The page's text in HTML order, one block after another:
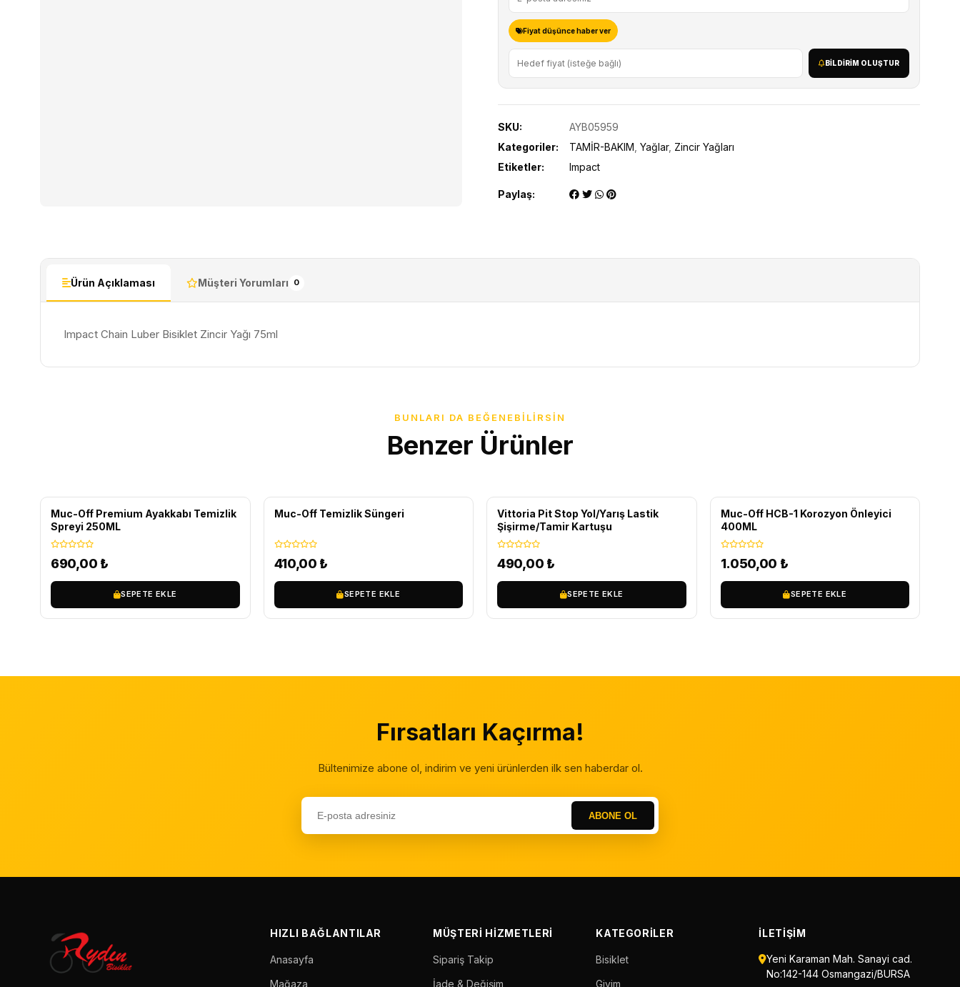
Fiyat düşünce haber ver
BILDIRIM OLUŞTUR
SKU:
AYB05959
Kategoriler:
TAMİR-BAKIM Yağlar, Zincir Yağları
Etiketler:
Impact
Paylaş:
Ürün Açıklaması Müşteri Yorumları 0
Impact Chain Luber Bisiklet Zincir Yağı 75ml
BUNLARI DA BEĞENEBILIRSIN
Benzer Ürünler
Muc-Off Premium Ayakkabı Temizlik
Spreyi 250ML
690,00 ₺
SEPETE EKLE
Muc-Off Temizlik Süngeri
410,00 ₺
SEPETE EKLE
Vittoria Pit Stop Yol/Yarış Lastik
Şişirme/Tamir Kartuşu
490,00 ₺
SEPETE EKLE
Muc-Off HCB-1 Korozyon Önleyici
400ML
1.050,00 ₺
SEPETE EKLE
Fırsatları Kaçırma!
Bültenimize abone ol, indirim ve yeni ürünlerden ilk sen haberdar ol.
ABONE OL
HIZLI BAĞLANTILAR
Anasayfa
Mağaza
MÜŞTERI HIZMETLERI
Sipariş Takip
İade & Değişim
KATEGORILER
Bisiklet
Giyim
İLETIŞIM
Yeni Karaman Mah. Sanayi cad.
No:142-144 Osmangazi/BURSA